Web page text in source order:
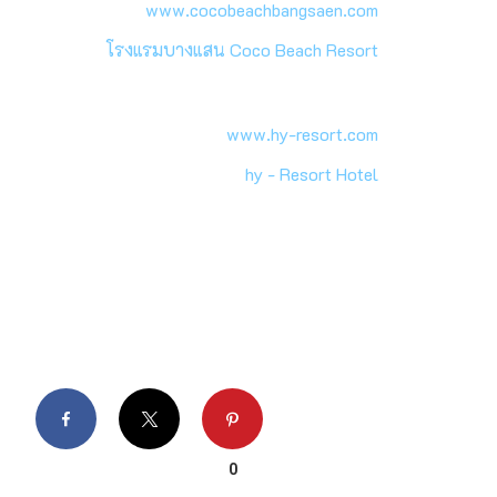
www.cocobeachbangsaen.com
โรงแรมบางแสน Coco Beach Resort
www.hy-resort.com
hy - Resort Hotel
Facebook X Pinterest
0